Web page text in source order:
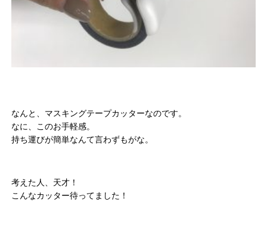
なんと、マスキングテープカッターなのです。
なに、このお手軽感。
持ち運びが簡単なんて言わずもがな。
考えた人、天才！
こんなカッター待ってました！